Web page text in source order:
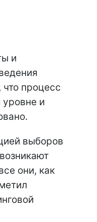
и
процесс
уровне и
выборов
они, как